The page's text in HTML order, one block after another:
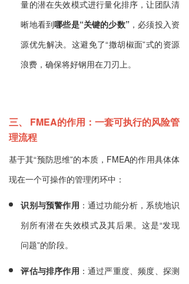
量的潜在失效模式进行量化排序，让团队清
晰地看到哪些是“关键的少数”，必须投入资
源优先解决。这避免了“撒胡椒面”式的资源
浪费，确保将好钢用在刀刃上。
三、 FMEA的作用：一套可执行的风险管
理流程
基于其“预防思维”的本质，FMEA的作用具体体
现在一个可操作的管理闭环中：
识别与预警作用 ：通过功能分析，系统地识
别所有潜在失效模式及其后果。这是“发现
问题”的阶段。
评估与排序作用 ：通过严重度、频度、探测